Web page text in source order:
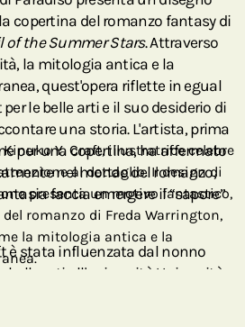
copertina del romanzo fantasy di
of the Summer Stars. Attraverso
la mitologia antica e la
quest'opera riflette in egual
le belle arti e il suo desiderio di
una storia. L'artista, prima
per una copertina, ha affermato
nel mondo del romanzo,
faccia emergere il “sapore”
è stata influenzata dal nonno
belle arti all'università Università
Y. Craft, illustratrice celebre
al dettaglio. Il design di
presenta un motivo fantastico,
romanzo di Freda Warrington,
la mitologia antica e la